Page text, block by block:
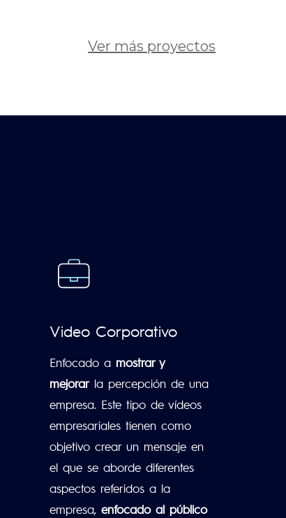
Ver más proyectos
Video Corporativo
Enfocado a mostrar y
mejorarla percepción de una
empresa. Este tipo de vídeos
empresariales tienen como
objetivo crear un mensaje en
el que se aborde diferentes
aspectos referidos a la
empresa, enfocado al público